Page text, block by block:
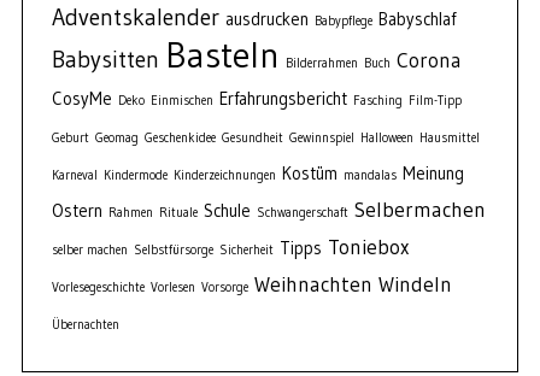
Adventskalender ausdrucken Babypflege Babyschlaf
Babysitten Basteln Bilderrahmen Buch Corona
CosyMe Deko Einmischen Erfahrungsbericht Fasching Film-Tipp
Geburt Geomag Geschenkidee Gesundheit Gewinnspiel Halloween Hausmittel
Karneval Kindermode Kinderzeichnungen Kostüm mandalas Meinung
Ostern Rahmen Rituale Schule Schwangerschaft Selbermachen
selber machen Selbstfürsorge Sicherheit Tipps Toniebox
Vorlesegeschichte Vorlesen Vorsorge Weihnachten Windeln
Übernachten